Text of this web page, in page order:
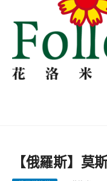
【俄羅斯】莫